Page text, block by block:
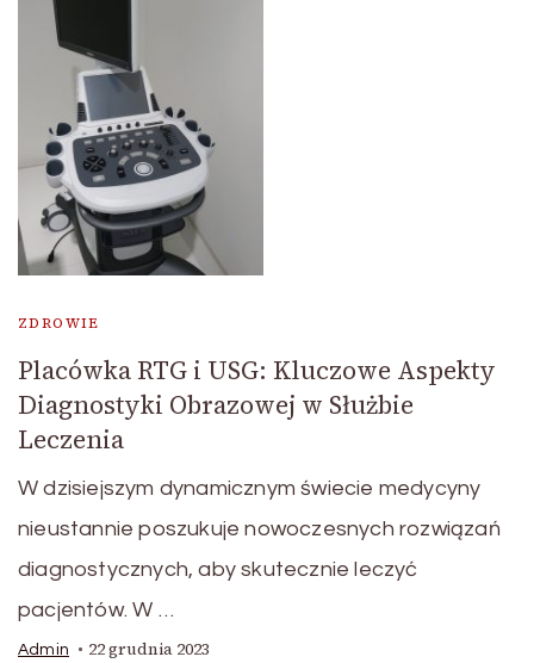
ZDROWIE
Placówka RTG i USG: Kluczowe Aspekty
Diagnostyki Obrazowej w Służbie
Leczenia
W dzisiejszym dynamicznym świecie medycyny
nieustannie poszukuje nowoczesnych rozwiązań
diagnostycznych, aby skutecznie leczyć
pacjentów. W …
Admin 22 grudnia 2023